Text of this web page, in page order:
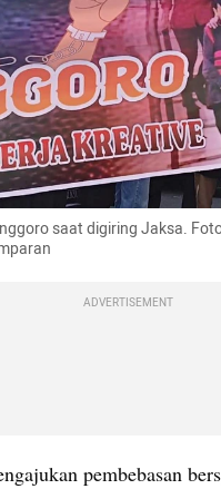
saat digiring Jaksa.
ADVERTISEMENT
pembebasan